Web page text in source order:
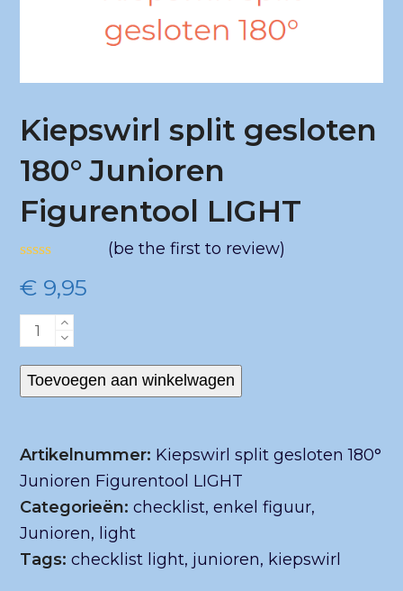
Kiepswirl split gesloten
180° Junioren
Figurentool LIGHT
0
(be the first to review)
€ 9,95
Kiepswirl
split
gesloten
Figurentool
LIGHT
aantal
Toevoegen aan winkelwagen
Artikelnummer: Kiepswirl split gesloten 180°
Junioren Figurentool LIGHT
Categorieën: checklist,enkel figuur,
Junioren, light
Tags: checklist light, junioren, kiepswirl